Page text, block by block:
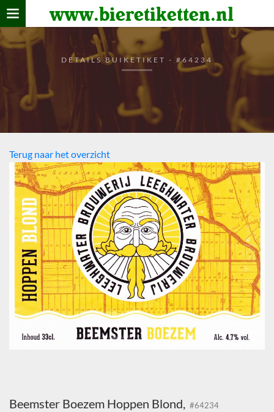
www.bieretiketten.nl
Home
verzamelen
De bierkaart
Bezoekers
DETAILS BUIKETIKET - #64234
Terug naar het overzicht
Beemster Boezem Hoppen Blond, #64234